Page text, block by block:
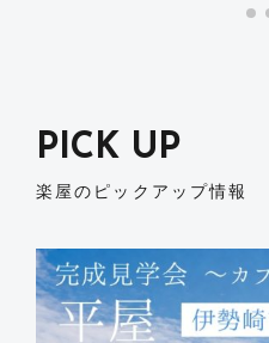
PICK UP
楽屋のピックアップ情報